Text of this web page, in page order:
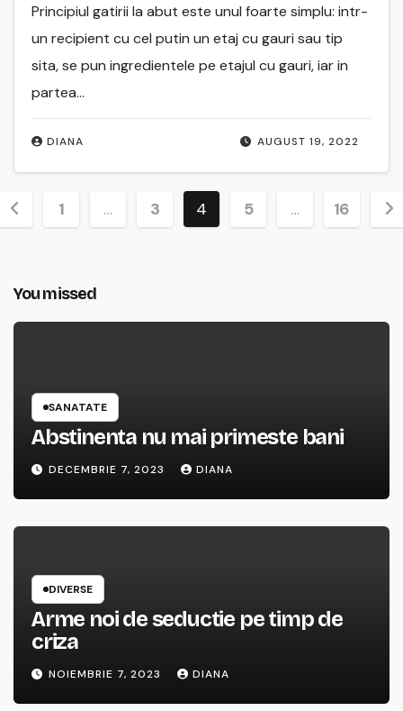
AUGUST 19, 2022
DIANA
Principiul gatirii la abut este unul foarte simplu: intr-
un recipient cu cel putin un etaj cu gauri sau tip
sita, se pun ingredientele pe etajul cu gauri, iar in
partea…
1 … 3 4 5 … 16
You missed
SANATATE
Abstinenta nu mai primeste bani
DECEMBRIE 7, 2023 DIANA
DIVERSE
Arme noi de seductie pe timp de
criza
NOIEMBRIE 7, 2023 DIANA